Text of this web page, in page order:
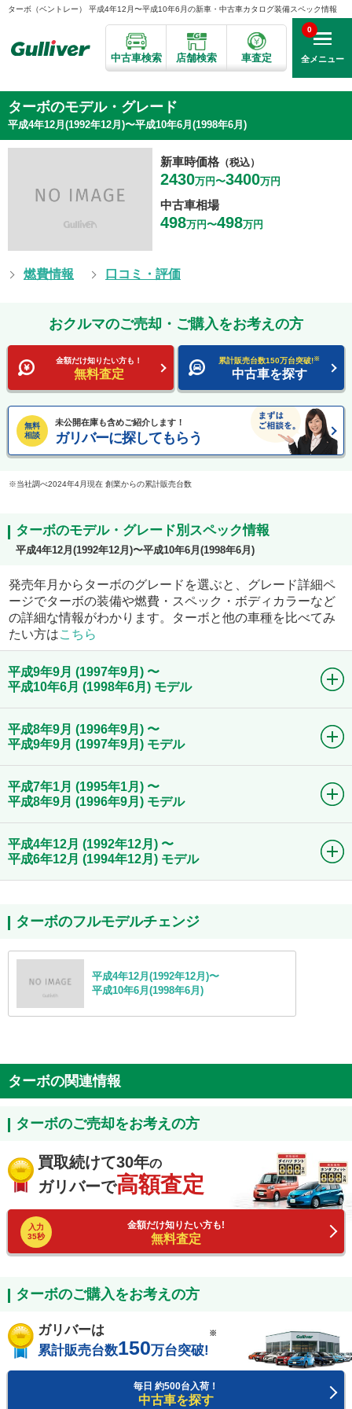
ターボ（ベントレー） 平成4年12月〜平成10年6月の新車・中古車カタログ装備スペック情報
中古車検索 店舗検索 車査定 全メニュー
0
ターボのモデル・グレード
平成4年12月(1992年12月)〜平成10年6月(1998年6月)
新車時価格 （税込）
2430万円〜3400万円
中古車相場
498万円〜498万円
燃費情報 口コミ・評価
おクルマのご売却・ご購入をお考えの方
金額だけ知りたい方も！
無料査定
累計販売台数150万台突破!※
中古車を探す
無料
相談
未公開在庫も含めご紹介します！
ガリバーに探してもらう
当社調べ2024年4月現在 創業からの累計販売台数
ターボのモデル・グレード別スペック情報
平成4年12月(1992年12月)〜平成10年6月(1998年6月)
発売年月からターボのグレードを選ぶと、グレード詳細ペ
ージでターボの装備や燃費・スペック・ボディカラーなど
の詳細な情報がわかります。ターボと他の車種を比べてみ
たい方はこちら
平成9年9月 (1997年9月) 〜
平成10年6月 (1998年6月) モデル
平成8年9月 (1996年9月) 〜
平成9年9月 (1997年9月) モデル
平成7年1月 (1995年1月) 〜
平成8年9月 (1996年9月) モデル
平成4年12月 (1992年12月) 〜
平成6年12月 (1994年12月) モデル
ターボのフルモデルチェンジ
平成4年12月(1992年12月)〜
平成10年6月(1998年6月)
ターボの関連情報
ターボのご売却をお考えの方
買取続けて30年の
ガリバーで高額査定
入力
35秒
金額だけ知りたい方も!
無料査定
ターボのご購入をお考えの方
ガリバーは
累計販売台数150万台突破!
※
毎日 約500台入荷！
中古車を探す